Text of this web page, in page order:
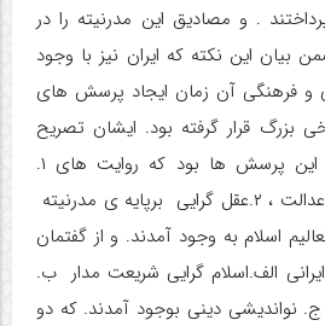
پرداختند . و مصادیق این مدرنیته را در
بیان این نکته که ایران نیز با وجود
و فرهنگی آن زمان ایجاد پرسش های
بزرگ قرار گرفته بود. ایشان تصریح
کردند ، که در پاسخ به این پرسش ها بود که روایت های ۱.
اندیشه ی چپ برپایه ی عدالت ، ۲.عقل گرایی برپایه ی مدرنیته
اسلام به وجود آمدند. و از گفتمان
الف.اسلام گرایی شریعت مدار ب.
ج. نواندیشی دینی بوجود آمدند. که دو